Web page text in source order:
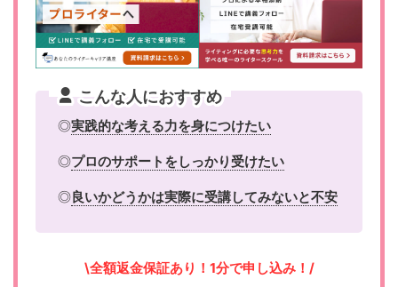
こんな人におすすめ
◎実践的な考える力を身につけたい
◎プロのサポートをしっかり受けたい
◎良いかどうかは実際に受講してみないと不安
\全額返金保証あり！1分で申し込み！/